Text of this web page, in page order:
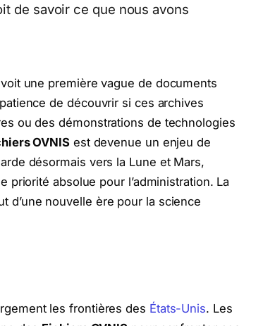
de savoir ce que nous avons
une première vague de documents
de découvrir si ces archives
ou des démonstrations de technologies
OVNISest devenue un enjeu de
désormais vers la Lune et Mars,
priorité absolue pour l’administration. La
d’une nouvelle ère pour la science
les frontières des États-Unis. Les